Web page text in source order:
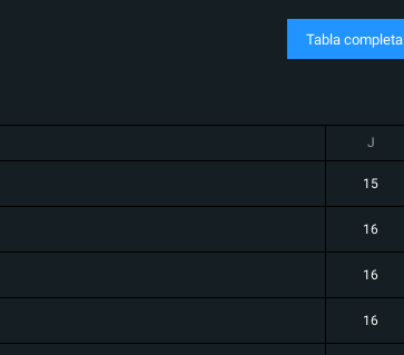
Tabla completa
J
15
16
16
16